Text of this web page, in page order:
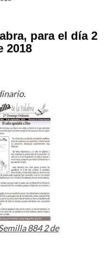
para el día 2
2018
884 2 de